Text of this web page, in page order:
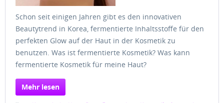
Schon seit einigen Jahren gibt es den innovativen
Beautytrend in Korea, fermentierte Inhaltsstoffe für den
perfekten Glow auf der Haut in der Kosmetik zu
benutzen. Was ist fermentierte Kosmetik? Was kann
fermentierte Kosmetik für meine Haut?
Mehr lesen